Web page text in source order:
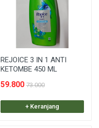
REJOICE 3 IN 1 ANTI
KETOMBE 450 ML
59.800 73.000
+ Keranjang